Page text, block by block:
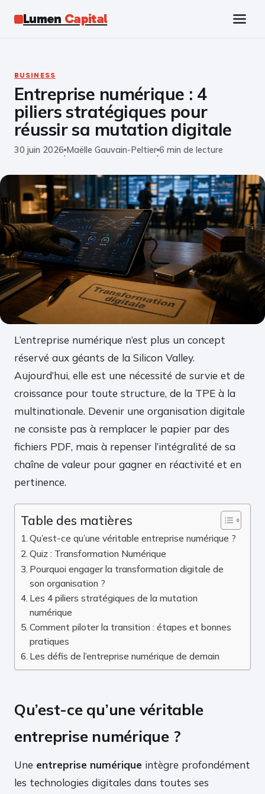
Lumen Capital
Business
Finance
Marketing
Éducation
Emploi
BUSINESS
Entreprise numérique : 4
piliers stratégiques pour
réussir sa mutation digitale
30 juin 2026
·
Maëlle Gauvain-Peltier
·
6 min de lecture
L’entreprise numérique n’est plus un concept
réservé aux géants de la Silicon Valley.
Aujourd’hui, elle est une nécessité de survie et de
croissance pour toute structure, de la TPE à la
multinationale. Devenir une organisation digitale
ne consiste pas à remplacer le papier par des
fichiers PDF, mais à repenser l’intégralité de sa
chaîne de valeur pour gagner en réactivité et en
pertinence.
Table des matières
Qu’est-ce qu’une véritable entreprise numérique ?
Quiz : Transformation Numérique
Pourquoi engager la transformation digitale de
son organisation ?
Les 4 piliers stratégiques de la mutation
numérique
Comment piloter la transition : étapes et bonnes
pratiques
Les défis de l’entreprise numérique de demain
Qu’est-ce qu’une véritable
entreprise numérique ?
Une entreprise numérique intègre profondément
les technologies digitales dans toutes ses